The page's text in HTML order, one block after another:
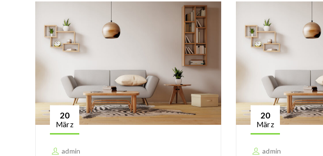
20
März
admin
20
März
admin